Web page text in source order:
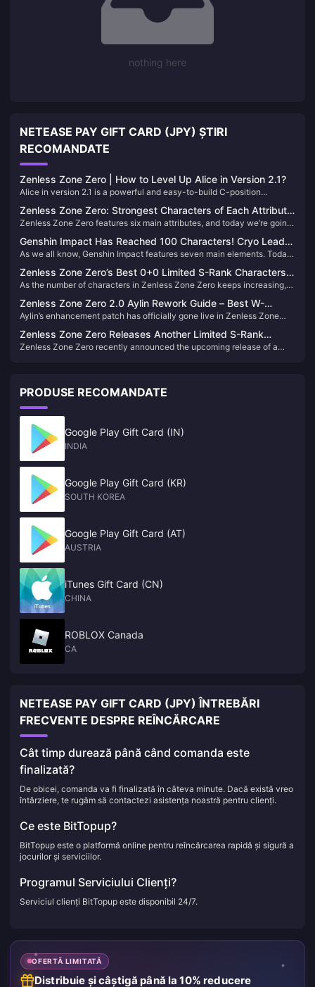
nothing here
NETEASE PAY GIFT CARD (JPY) ȘTIRI
RECOMANDATE
Zenless Zone Zero | How to Level Up Alice in Version 2.1?
Alice in version 2.1 is a powerful and easy-to-build C-position
through how to properly develop her. 😄
Zenless Zone Zero: Strongest Characters of Each Attribute
—All Are Meta, How Many Do You Have?
Zenless Zone Zero features six main attributes, and today we’re going
Genshin Impact Has Reached 100 Characters! Cryo Leads
the Way, While Geo and Dendro Remain the Rarest
As we all know, Genshin Impact features seven main elements. Today,
Version 5.7. Which element has the most characters, and which has
the least? Let’s dive right into the data.
Zenless Zone Zero’s Best 0+0 Limited S-Rank Characters
— Max Value！
As the number of characters in Zenless Zone Zero keeps increasing,
Today, let’s take a look at several limited S-rank characters who are
fully viable at 0 constellations with no signature weapon—offering
incredible value and strength.
Zenless Zone Zero 2.0 Aylin Rework Guide – Best W-
Engines, Disk Drives & Team Comps
Aylin’s enhancement patch has officially gone live in Zenless Zone
In this guide, we’ll walk you through the best setups for the revamped
Aylin.
Zenless Zone Zero Releases Another Limited S-Rank
Physical Anomaly! Lady Bunny Alice Turns Out to Be an Old
Zenless Zone Zero recently announced the upcoming release of a
reveal about her character.
PRODUSE RECOMANDATE
Google Play Gift Card (IN)
INDIA
Google Play Gift Card (KR)
SOUTH KOREA
Google Play Gift Card (AT)
AUSTRIA
iTunes Gift Card (CN)
CHINA
ROBLOX Canada
CA
NETEASE PAY GIFT CARD (JPY) ÎNTREBĂRI
FRECVENTE DESPRE REÎNCĂRCARE
Cât timp durează până când comanda este
finalizată?
De obicei, comanda va fi finalizată în câteva minute. Dacă există vreo
întârziere, te rugăm să contactezi asistența noastră pentru clienți.
Ce este BitTopup?
BitTopup este o platformă online pentru reîncărcarea rapidă și sigură a
jocurilor și serviciilor.
Programul Serviciului Clienți?
Serviciul clienți BitTopup este disponibil 24/7.
OFERTĂ LIMITATĂ
Distribuie și câștigă până la 10% reducere